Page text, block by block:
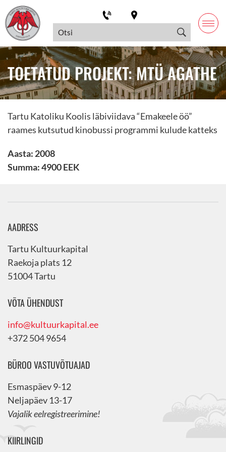
TOETATUD PROJEKT: MTÜ AGATHE
Tartu Katoliku Koolis läbiviidava “Emakeele öö”
raames kutsutud kinobussi programmi kulude katteks
Aasta: 2008
Summa: 4900 EEK
AADRESS
Tartu Kultuurkapital
Raekoja plats 12
51004 Tartu
VÕTA ÜHENDUST
info@kultuurkapital.ee
+372 504 9654
BÜROO VASTUVÕTUAJAD
Esmaspäev 9-12
Neljapäev 13-17
Vajalik eelregistreerimine!
KIIRLINGID